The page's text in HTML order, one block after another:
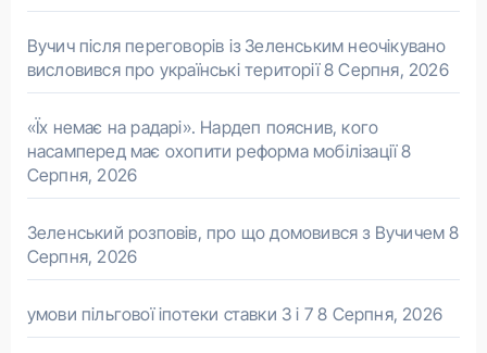
Вучич після переговорів із Зеленським неочікувано
висловився про українські території 8 Серпня, 2026
«Їх немає на радарі». Нардеп пояснив, кого
насамперед має охопити реформа мобілізації 8
Серпня, 2026
Зеленський розповів, про що домовився з Вучичем 8
Серпня, 2026
умови пільгової іпотеки ставки 3 і 7 8 Серпня, 2026